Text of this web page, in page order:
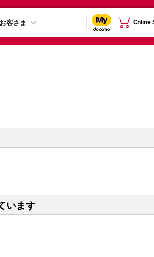
客さま Online
います